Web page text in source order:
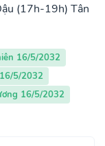
(17h-19h) Tân
16/5/2032
5/2032
16/5/2032